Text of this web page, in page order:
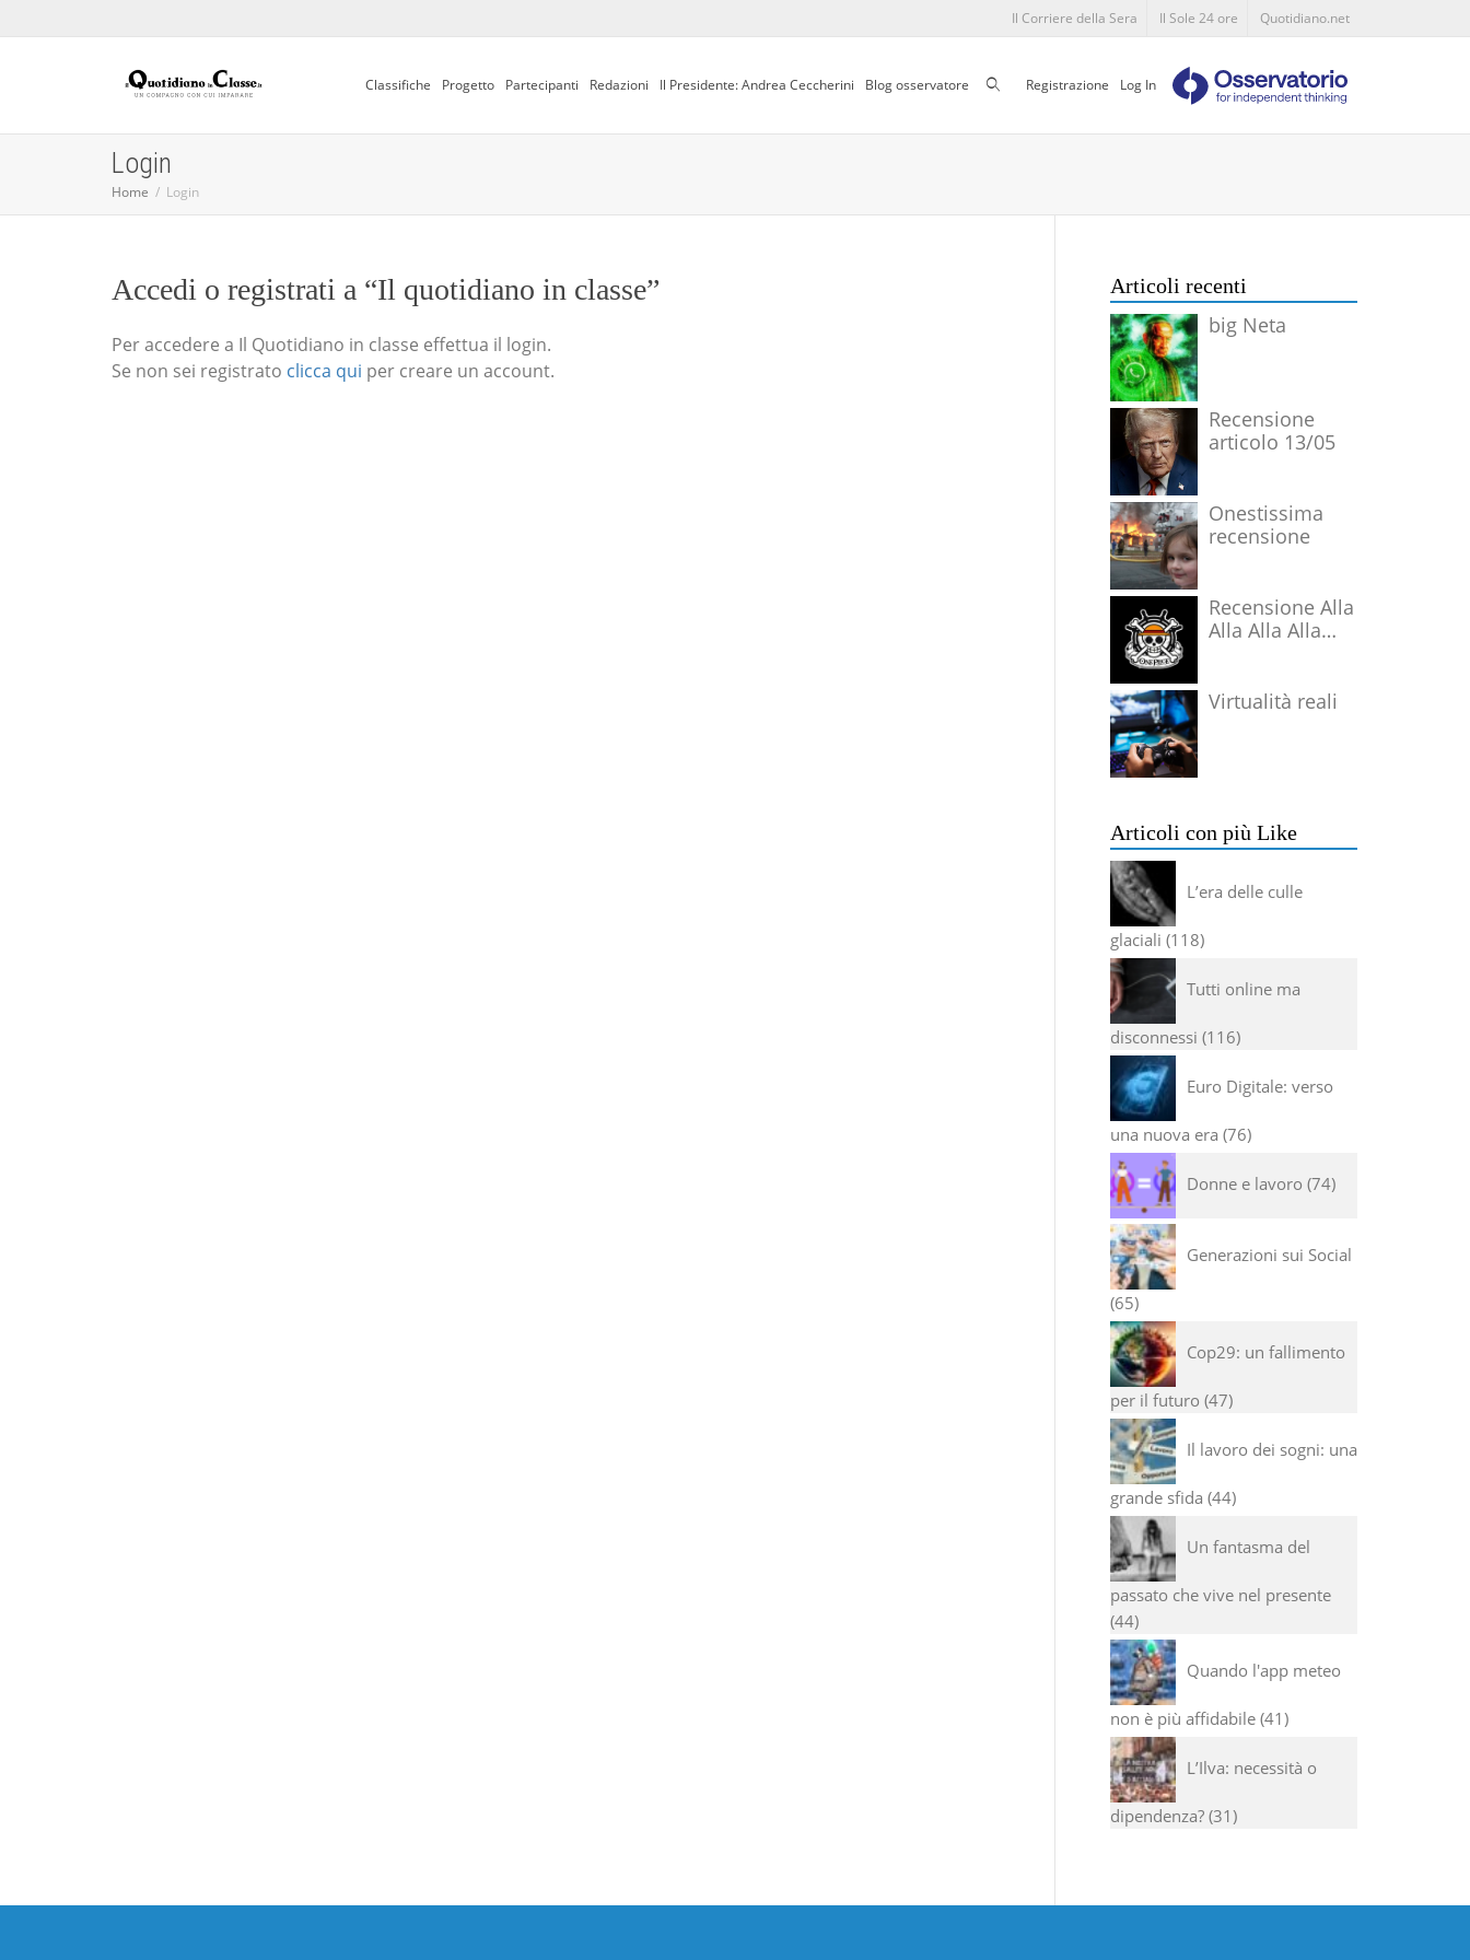
Il Corriere della Sera Il Sole 24 ore Quotidiano.net
Classifiche Progetto Partecipanti Redazioni Il Presidente: Andrea Ceccherini Blog osservatore CercaRegistrazione Log In
Login
Home Login
Accedi o registrati a “Il quotidiano in classe”
Per accedere a Il Quotidiano in classe effettua il login.
Se non sei registrato clicca qui per creare un account.
Articoli recenti
big Neta
Recensione
articolo 13/05
Onestissima
recensione
Recensione Alla
Alla Alla Alla
Virtualità reali
Articoli con più Like
L’era delle culle
glaciali 118
Tutti online ma
disconnessi 116
Euro Digitale: verso
una nuova era 76
Donne e lavoro 74
Generazioni sui Social
65
Cop29: un fallimento
per il futuro 47
Il lavoro dei sogni: una
grande sfida 44
Un fantasma del
passato che vive nel presente
44
Quando l'app meteo
non è più affidabile 41
L’Ilva: necessità o
dipendenza? 31